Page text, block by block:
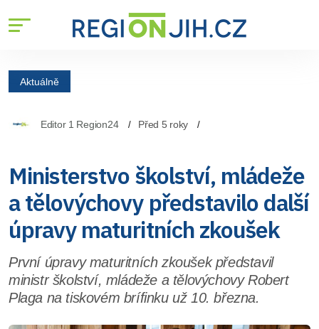
Aktuálně
Editor 1 Region24 Před 5 roky
Ministerstvo školství, mládeže
a tělovýchovy představilo další
úpravy maturitních zkoušek
První úpravy maturitních zkoušek představil
ministr školství, mládeže a tělovýchovy Robert
Plaga na tiskovém brífinku už 10. března.